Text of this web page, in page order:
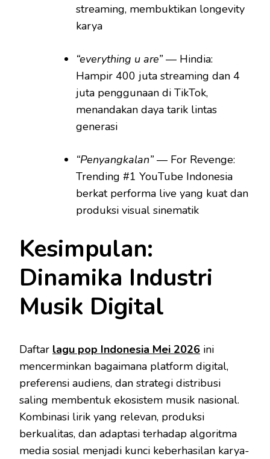
streaming, membuktikan longevity
karya
“everything u are” — Hindia:
Hampir 400 juta streaming dan 4
juta penggunaan di TikTok,
menandakan daya tarik lintas
generasi
“Penyangkalan” — For Revenge:
Trending #1 YouTube Indonesia
berkat performa live yang kuat dan
produksi visual sinematik
Kesimpulan:
Dinamika Industri
Musik Digital
Daftar lagu pop Indonesia Mei 2026 ini
mencerminkan bagaimana platform digital,
preferensi audiens, dan strategi distribusi
saling membentuk ekosistem musik nasional.
Kombinasi lirik yang relevan, produksi
berkualitas, dan adaptasi terhadap algoritma
media sosial menjadi kunci keberhasilan karya-